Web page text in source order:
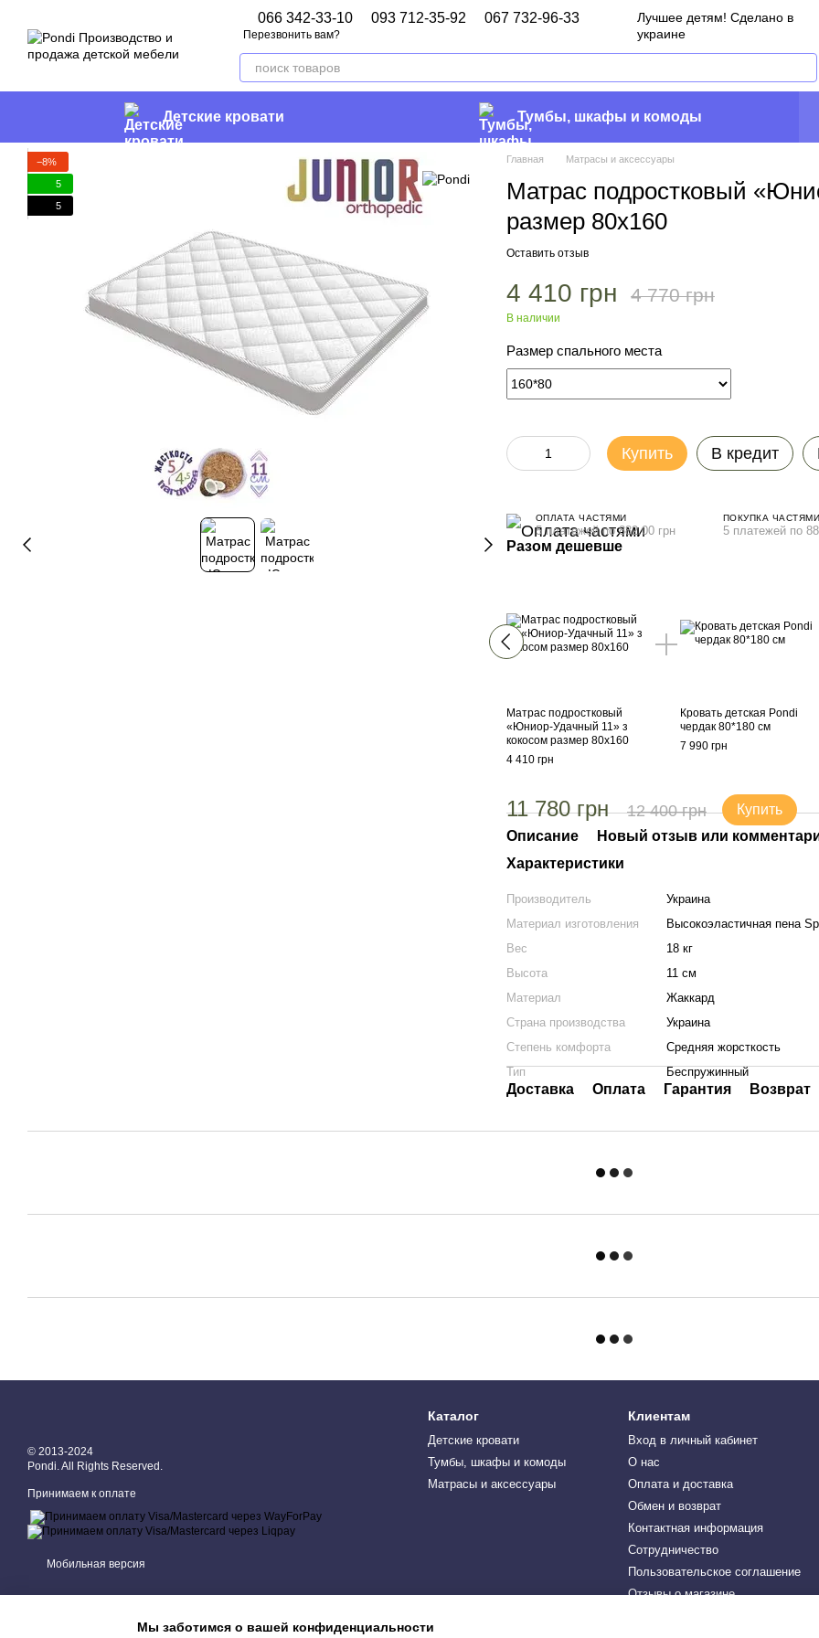
066 342-33-10 093 712-35-92 067 732-96-33
Перезвонить вам?
Лучшее детям! Сделано в
украине
Детские кровати Тумбы, шкафы и комоды
−8%
5
5
Главная Матрасы и аксессуары
Матрас подростковый
размер 80х160
Оставить отзыв
4 410 грн 4 770 грн
В наличии
Размер спального места
Купить В кредит
ОПЛАТА ЧАСТЯМИ
5 платежей по 882.00 грн
ПОКУПКА ЧАСТЯМИ
5 платежей по
Разом дешевше
Матрас подростковый
«Юниор-Удачный 11» з
кокосом размер 80х160
4 410 грн
Кровать детская Pondi
чердак 80*180 см
7 990 грн
11 780 грн 12 400 грн Купить
Описание
Новый отзыв или
Характеристики
Производитель
Украина
Материал изготовления
Высокоэластичная пена
Вес
18 кг
Высота
11 см
Материал
Жаккард
Страна производства
Украина
Степень комфорта
Средняя жорсткость
Тип
Беспружинный
Доставка Оплата Гарантия Возврат
© 2013-2024
Pondi. All Rights Reserved.
Принимаем к оплате
Мобильная версия
Каталог
Детские кровати
Тумбы, шкафы и комоды
Матрасы и аксессуары
Клиентам
Вход в личный кабинет
О нас
Оплата и доставка
Обмен и возврат
Контактная информация
Сотрудничество
Пользовательское соглашение
Отзывы о магазине
Мы заботимся о вашей конфиденциальности